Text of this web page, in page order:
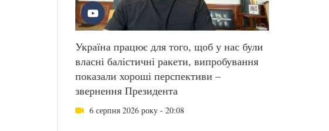
Україна працює для того, щоб у нас були
власні балістичні ракети, випробування
показали хороші перспективи –
звернення Президента
6 серпня 2026 року - 20:08